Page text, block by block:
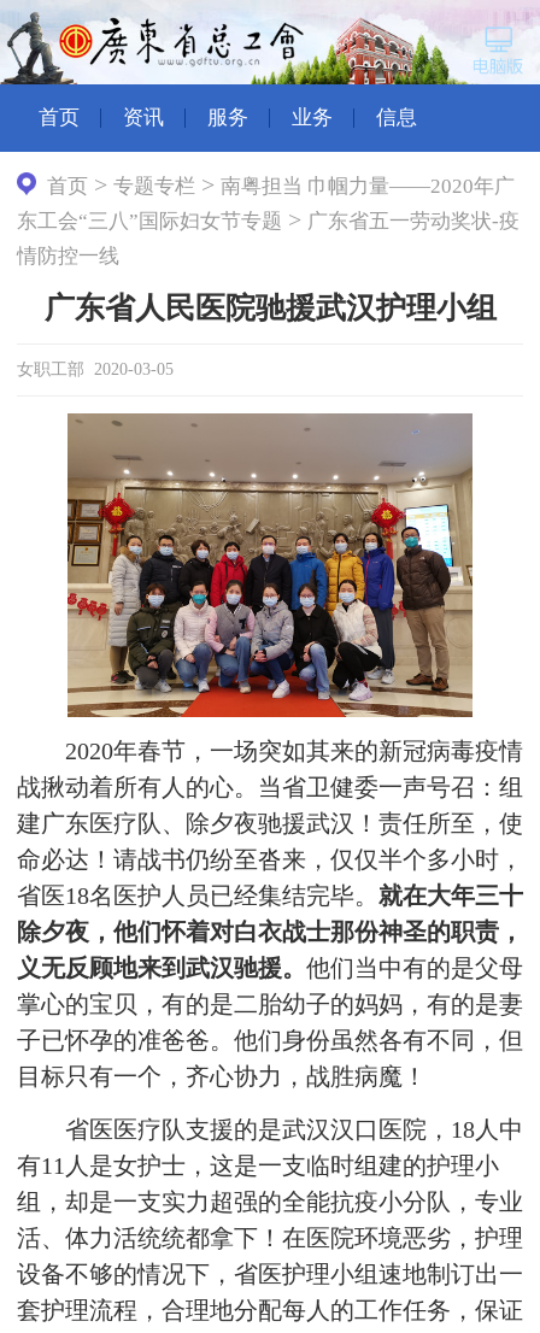
首页 资讯 服务 业务 信息
首页 >专题专栏 >南粤担当 巾帼力量——2020年广
东工会“三八”国际妇女节专题 > 广东省五一劳动奖状-疫
情防控一线
广东省人民医院驰援武汉护理小组
女职工部 2020-03-05
2020年春节，一场突如其来的新冠病毒疫情
战揪动着所有人的心。当省卫健委一声号召：组
建广东医疗队、除夕夜驰援武汉！责任所至，使
命必达！请战书仍纷至沓来，仅仅半个多小时，
省医18名医护人员已经集结完毕。 就在大年三十
除夕夜，他们怀着对白衣战士那份神圣的职责，
义无反顾地来到武汉驰援。 他们当中有的是父母
掌心的宝贝，有的是二胎幼子的妈妈，有的是妻
子已怀孕的准爸爸。他们身份虽然各有不同，但
目标只有一个，齐心协力，战胜病魔！
省医医疗队支援的是武汉汉口医院，18人中
有11人是女护士，这是一支临时组建的护理小
组，却是一支实力超强的全能抗疫小分队，专业
活、体力活统统都拿下！在医院环境恶劣，护理
设备不够的情况下，省医护理小组速地制订出一
套护理流程，合理地分配每人的工作任务，保证